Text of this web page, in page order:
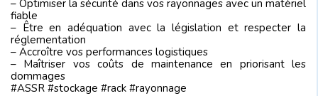
– Optimiser la sécurité dans vos rayonnages avec un matériel
fiable
– Être en adéquation avec la législation et respecter la
réglementation
– Accroître vos performances logistiques
– Maîtriser vos coûts de maintenance en priorisant les
dommages
#ASSR #stockage #rack #rayonnage